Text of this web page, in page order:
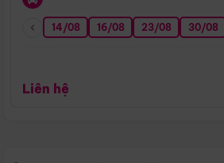
14/08 16/08 23/08 30/08
Liên hệ